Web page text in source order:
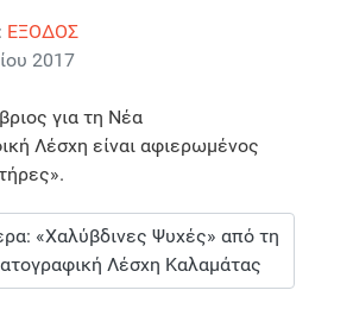
ΕΞΟΔΟΣ
2017
για τη Νέα
Λέσχη είναι αφιερωμένος
«Χαλύβδινες Ψυχές» από τη
Λέσχη Καλαμάτας